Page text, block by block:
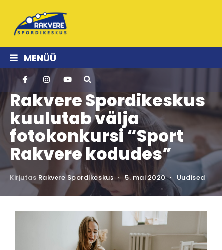
MENÜÜ
Rakvere Spordikeskus
kuulutab välja
fotokonkursi “Sport
Rakvere kodudes”
Kirjutas Rakvere Spordikeskus • 5. mai 2020 • Uudised